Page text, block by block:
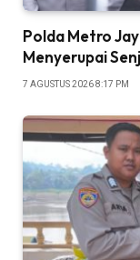
Polda Metro
Menyerupai
7 AGUSTUS 2026 8:17 PM